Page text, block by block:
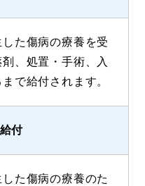
た傷病の療養を受
、処置・手術、入
で給付されます。
付
た傷病の療養のた